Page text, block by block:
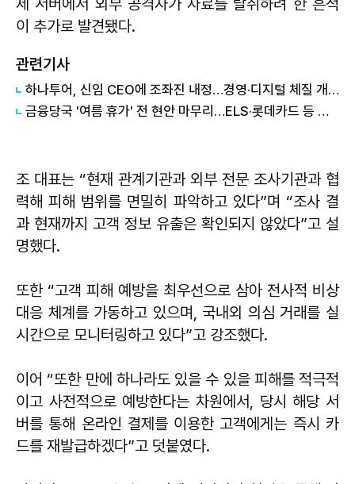
제 서버에서 외부 공격자가 자료를 탈취하려 한 흔적
이 추가로 발견됐다.
관련기사
하나투어, 신임 CEO에 조좌진 내정…경영·디지털 체질 개선 박차
금융당국 '여름 휴가' 전 현안 마무리…ELS·롯데카드 등 줄대기
조 대표는 “현재 관계기관과 외부 전문 조사기관과 협
력해 피해 범위를 면밀히 파악하고 있다”며 “조사 결
과 현재까지 고객 정보 유출은 확인되지 않았다”고 설
명했다.
또한 “고객 피해 예방을 최우선으로 삼아 전사적 비상
대응 체계를 가동하고 있으며, 국내외 의심 거래를 실
시간으로 모니터링하고 있다”고 강조했다.
이어 “또한 만에 하나라도 있을 수 있을 피해를 적극적
이고 사전적으로 예방한다는 차원에서, 당시 해당 서
버를 통해 온라인 결제를 이용한 고객에게는 즉시 카
드를 재발급하겠다”고 덧붙였다.